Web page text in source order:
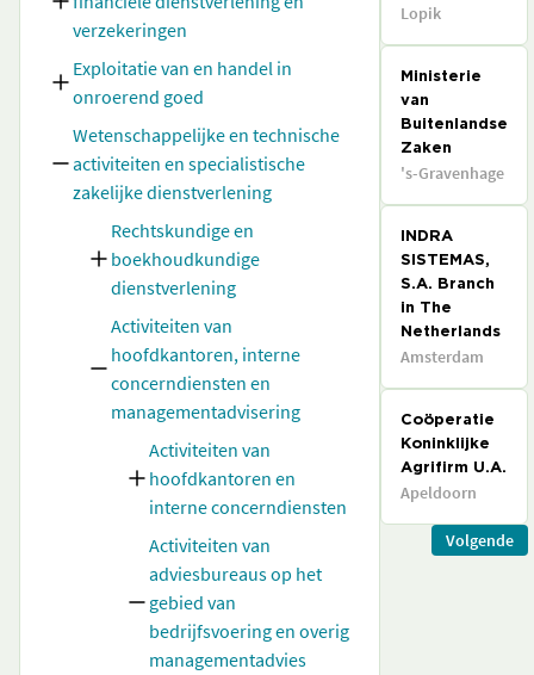
verzekeringen
Exploitatie van en handel in
onroerend goed
Wetenschappelijke en technische
activiteiten en specialistische
zakelijke dienstverlening
Rechtskundige en
boekhoudkundige
dienstverlening
Activiteiten van
hoofdkantoren, interne
concerndiensten en
managementadvisering
Activiteiten van
hoofdkantoren en
interne concerndiensten
Activiteiten van
adviesbureaus op het
gebied van
bedrijfsvoering en overig
managementadvies
Lopik
Ministerie
van
Buitenlandse
Zaken
's-Gravenhage
INDRA
SISTEMAS,
S.A. Branch
in The
Netherlands
Amsterdam
Coöperatie
Koninklijke
Agrifirm U.A.
Apeldoorn
Volgende